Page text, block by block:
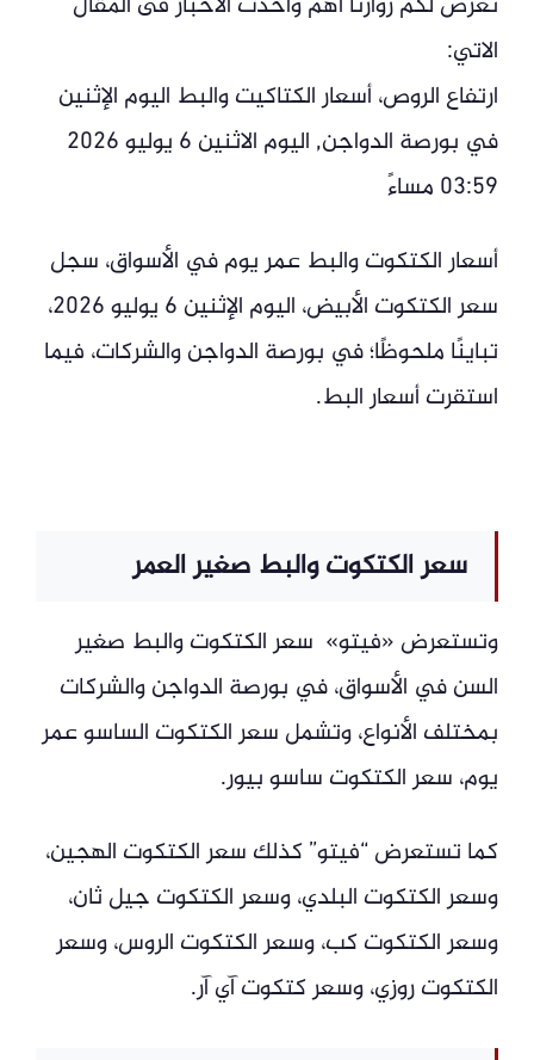
الاتي:
ارتفاع الروص، أسعار الكتاكيت والبط اليوم الإثنين
في بورصة الدواجن, اليوم الاثنين 6 يوليو 2026
03:59 مساءً
أسعار الكتكوت والبط عمر يوم في الأسواق، سجل
سعر الكتكوت الأبيض، اليوم الإثنين 6 يوليو 2026،
تباينًا ملحوظًا؛ في بورصة الدواجن والشركات، فيما
استقرت أسعار البط.
سعر الكتكوت والبط صغير العمر
وتستعرض «فيتو» سعر الكتكوت والبط صغير
السن في الأسواق، في بورصة الدواجن والشركات
بمختلف الأنواع، وتشمل سعر الكتكوت الساسو عمر
يوم، سعر الكتكوت ساسو بيور.
كما تستعرض “فيتو” كذلك سعر الكتكوت الهجين،
وسعر الكتكوت البلدي، وسعر الكتكوت جيل ثان،
وسعر الكتكوت كب، وسعر الكتكوت الروس، وسعر
الكتكوت روزي، وسعر كتكوت آي آر.